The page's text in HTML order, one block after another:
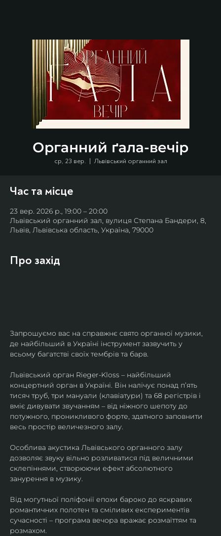
Органний ґала-вечір
ср, 23 вер.
  |
Львівський органний зал
Час та місце
23 вер. 2026 р., 19:00 – 20:00
Львівський органний зал, вулиця Степана Бандери, 8,
Львів, Львівська область, Україна, 79000
Про захід
Запрошуємо вас на справжнє свято органної музики,
де найбільший в Україні інструмент зазвучить у
всьому багатстві своїх тембрів та барв.
​Львівський орган Rieger-Kloss – найбільший
концертний орган в Україні. Він налічує понад пʼять
тисяч труб, три мануали (клавіатури) та 68 регістрів і
вміє дивувати звучанням – від ніжного шепоту до
потужного, проникливого форте, здатного заповнити
весь простір величезного залу.
Особлива акустика Львівського органного залу
дозволяє звуку вільно розливатися під величними
склепіннями, створюючи ефект абсолютного
занурення в музику.
​Від могутньої поліфонії епохи бароко до яскравих
романтичних полотен та сміливих експериментів
сучасності – програма вечора вражає розмаїттям та
розмахом.